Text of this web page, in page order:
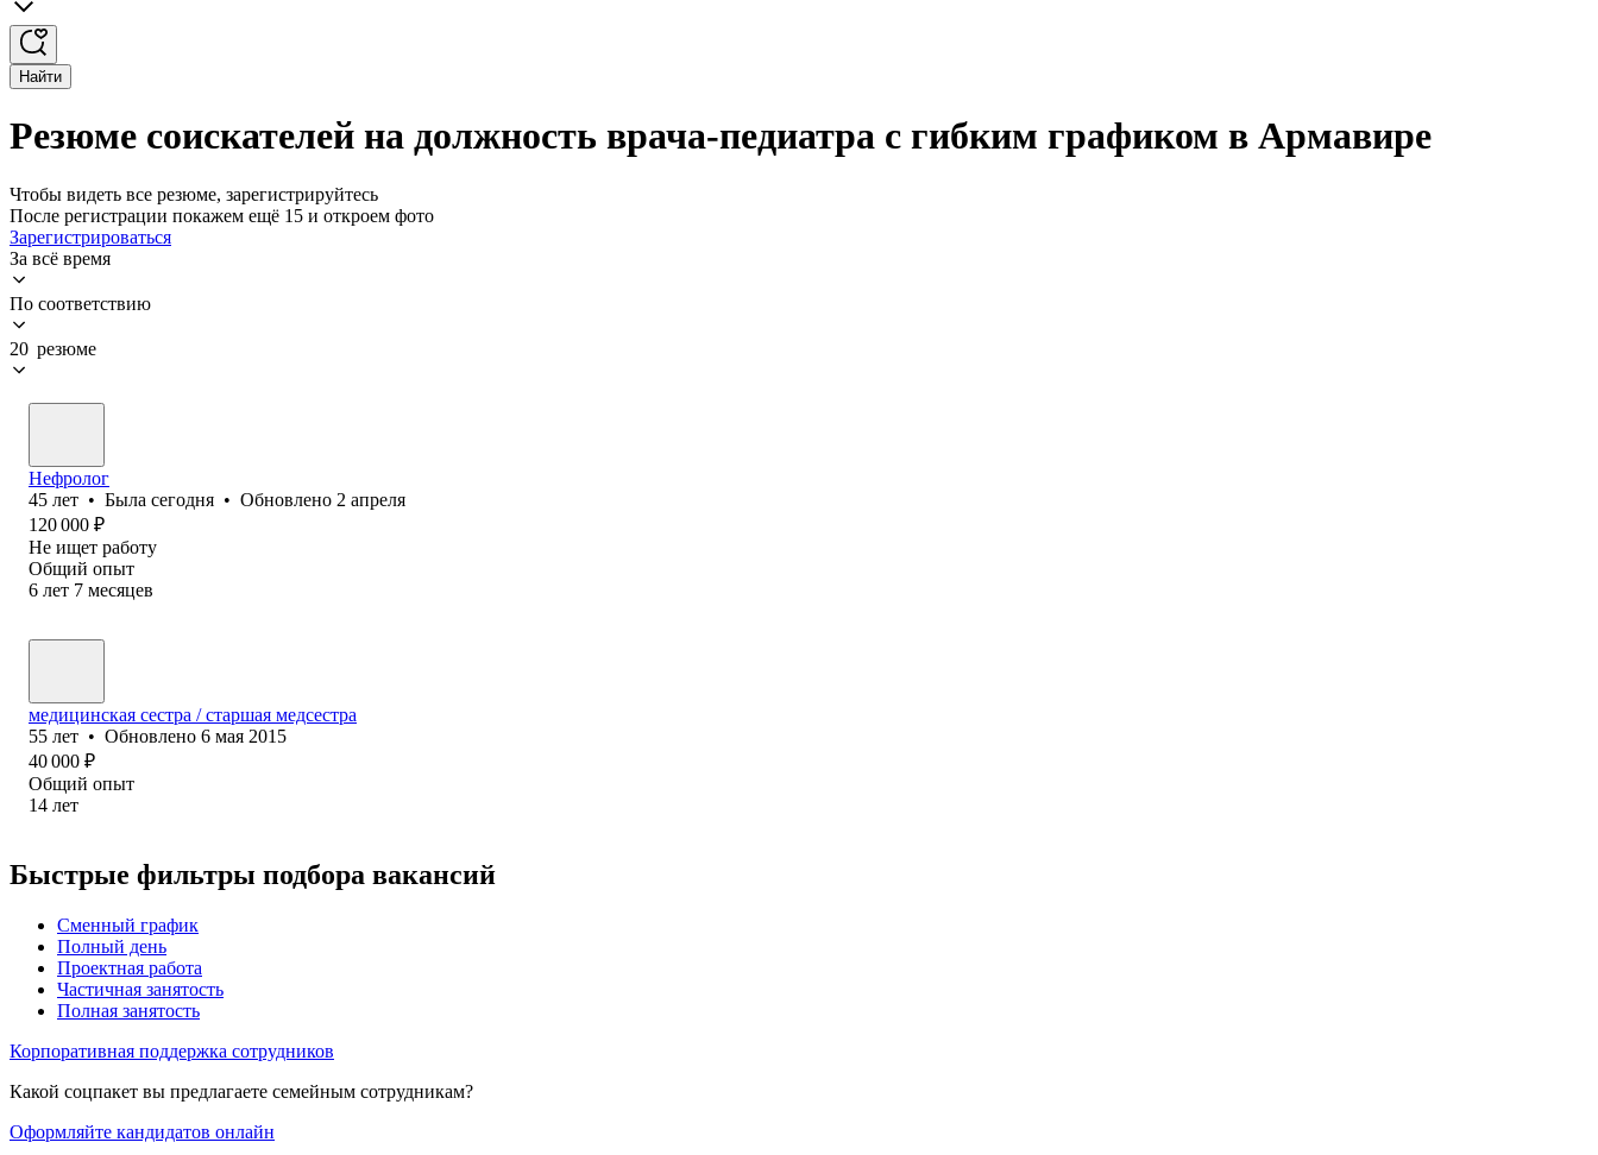
Найти
Резюме соискателей на должность врача-педиатра с гибким графиком в Армавире
Чтобы видеть все резюме, зарегистрируйтесь
После регистрации покажем ещё 15 и откроем фото
Зарегистрироваться
За всё время
По соответствию
20 резюме
Нефролог
45 лет • Была сегодня • Обновлено 2 апреля
120 000 ₽
Не ищет работу
Общий опыт
6 лет 7 месяцев
медицинская сестра / старшая медсестра
55 лет • Обновлено 6 мая 2015
40 000 ₽
Общий опыт
14 лет
Быстрые фильтры подбора вакансий
Сменный график
Полный день
Проектная работа
Частичная занятость
Полная занятость
Корпоративная поддержка сотрудников
Какой соцпакет вы предлагаете семейным сотрудникам?
Оформляйте кандидатов онлайн